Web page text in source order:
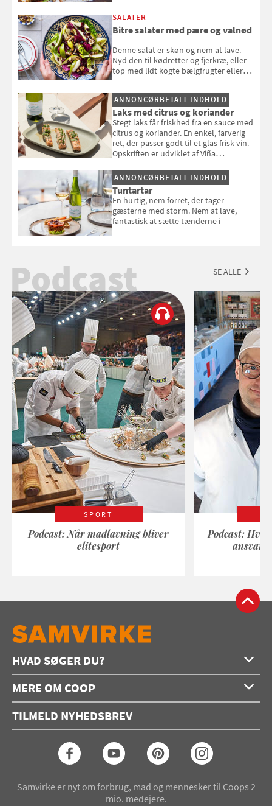
SALATER
Bitre salater med pære og valnød
Denne salat er skøn og nem at lave.
Nyd den til kødretter og fjerkræ, eller
top med lidt kogte bælgfrugter eller
selvstændigt måltid. Opskriften er fra
Louisa Lorangs kogebog "Salat".
ANNONCØRBETALT INDHOLD
Laks med citrus og koriander
Stegt laks får friskhed fra en sauce med
citrus og koriander. En enkel, farverig
ret, der passer godt til et glas frisk vin.
Opskriften er udviklet af Viña
ANNONCØRBETALT INDHOLD
Tuntartar
En hurtig, nem forret, der tager
gæsterne med storm. Nem at lave,
fantastisk at sætte tænderne i
Podcast SE ALLE
SPORT
Podcast: Når madlavning bliver
elitesport
Podcast:
HVAD SØGER DU?
Forside
Opskrifter
Konkurrencer
MERE OM COOP
Annoncering
Coop medlem
TILMELD NYHEDSBREV
Samvirke er nyt om forbrug, mad og mennesker til Coops 2
mio. medejere.